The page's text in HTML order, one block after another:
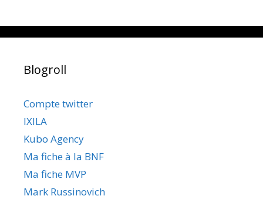
Blogroll
Compte twitter
IXILA
Kubo Agency
Ma fiche à la BNF
Ma fiche MVP
Mark Russinovich